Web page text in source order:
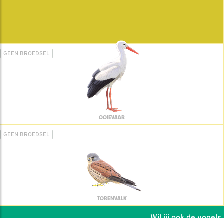
GEEN BROEDSEL
OOIEVAAR
GEEN BROEDSEL
TORENVALK